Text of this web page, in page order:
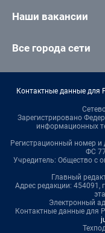
Наши вакансии
Все города сети
Контактные данные для
Зарегистрировано
информационных
Регистрационный номер
ФС
Учредитель: Общество с
Главный
Адрес редакции: 454091,
Электронный
Контактные данные для